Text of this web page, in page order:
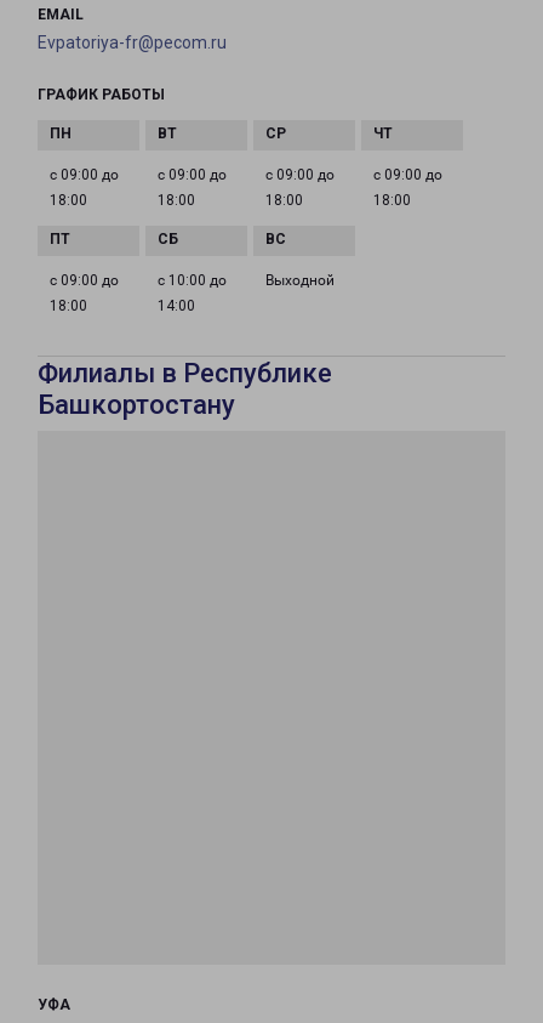
EMAIL
Evpatoriya-fr@pecom.ru
ГРАФИК РАБОТЫ
с 09:00 до
18:00
с 09:00 до
18:00
с 09:00 до
18:00
с 09:00 до
18:00
с 09:00 до
18:00
с 10:00 до
14:00
Выходной
Филиалы в Республике
Башкортостану
УФА